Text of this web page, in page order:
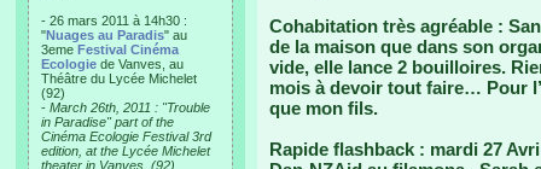
- 26 mars 2011 à 14h30 :
"Nuages au Paradis" au
3eme Festival Cinéma
Ecologie de Vanves, au
Théâtre du Lycée Michelet
(92)
- March 26th, 2011 : "Trouble
in Paradise" part of the
Cinéma Ecologie Festival 3rd
edition, at the Lycée Michelet
theater in Vanves, (92)
Cohabitation très agréable :
de la maison que dans son
vide, elle lance 2 bouilloires.
mois à devoir tout faire… Pour
que mon fils.
Rapide flashback : mardi 27